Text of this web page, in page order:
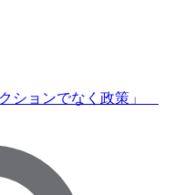
ションでなく政策」